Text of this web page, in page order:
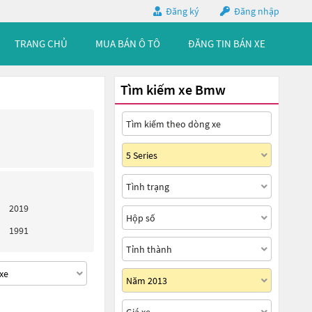
Đăng ký Đăng nhập
TRANG CHỦ MUA BÁN Ô TÔ ĐĂNG TIN BÁN XE
2019
1991
Tìm kiếm xe Bmw